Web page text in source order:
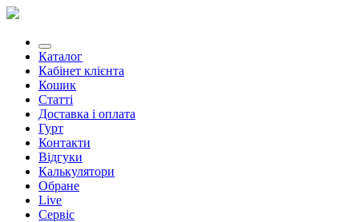
Каталог
Кабінет клієнта
Кошик
Статті
Доставка і оплата
Гурт
Контакти
Відгуки
Калькулятори
Обране
Live
Сервіс